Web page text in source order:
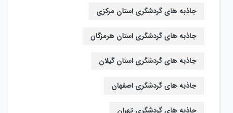
جاذبه های گردشگری استان مرکزی
جاذبه های گردشگری استان هرمزگان
جاذبه های گردشگری استان گیلان
جاذبه های گردشگری اصفهان
جاذبه های گردشگری تهران